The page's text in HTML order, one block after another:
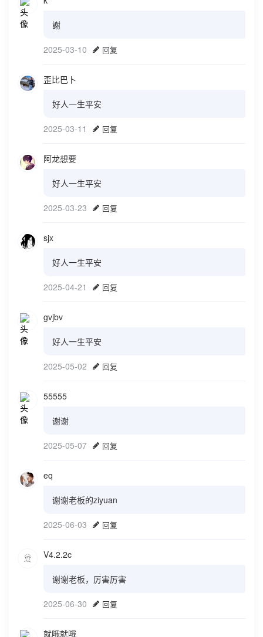
謝
2025-03-10 回复
歪比巴卜
好人一生平安
2025-03-11 回复
阿龙想要
好人一生平安
2025-03-23 回复
sjx
好人一生平安
2025-04-21 回复
gvjbv
好人一生平安
2025-05-02 回复
55555
谢谢
2025-05-07 回复
eq
谢谢老板的ziyuan
2025-06-03 回复
V4.2.2c
谢谢老板，厉害厉害
2025-06-30 回复
就哦就哦